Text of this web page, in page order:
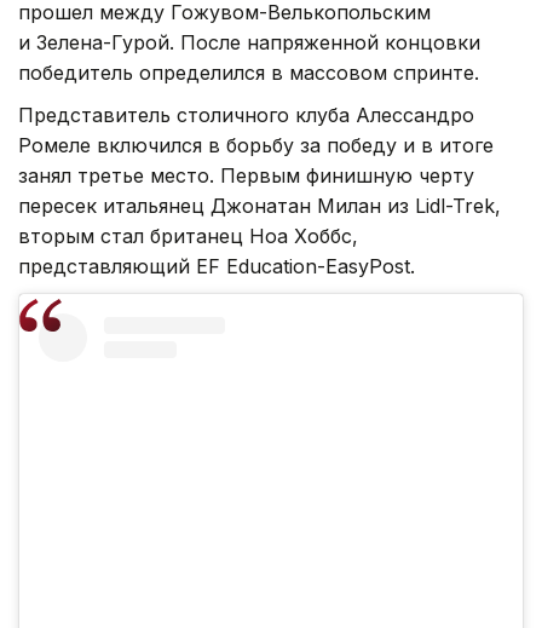
прошел между Гожувом-Велькопольским
и Зелена-Гурой. После напряженной концовки
победитель определился в массовом спринте.
Представитель столичного клуба Алессандро
Ромеле включился в борьбу за победу и в итоге
занял третье место. Первым финишную черту
пересек итальянец Джонатан Милан из Lidl-Trek,
вторым стал британец Ноа Хоббс,
представляющий EF Education-EasyPost.